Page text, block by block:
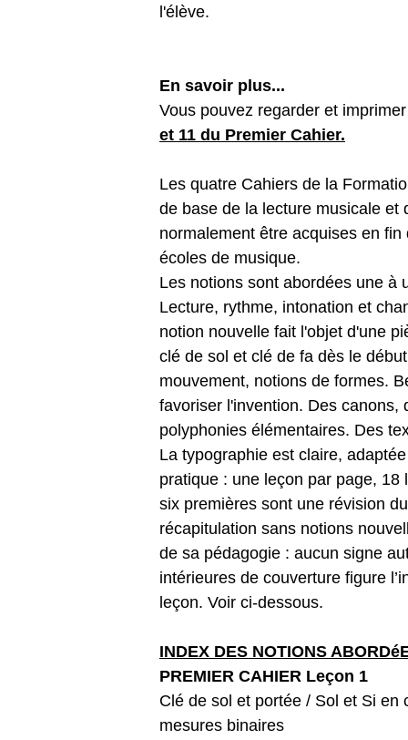
l'élève.
En savoir plus...
Vous pouvez regarder et
et 11 du Premier Cahier.
Les quatre Cahiers de la
de base de la lecture musicale et
normalement être acquises en
écoles de musique.
Les notions sont abordées une à
Lecture, rythme, intonation et
notion nouvelle fait l'objet d'une
clé de sol et clé de fa dès le
mouvement, notions de formes.
favoriser l'invention. Des
polyphonies élémentaires. Des
La typographie est claire,
pratique : une leçon par page,
six premières sont une révision
récapitulation sans notions
de sa pédagogie : aucun signe
intérieures de couverture figure
leçon. Voir ci-dessous.
INDEX DES NOTIONS
PREMIER CAHIER Leçon 1
Clé de sol et portée / Sol et Si
mesures binaires